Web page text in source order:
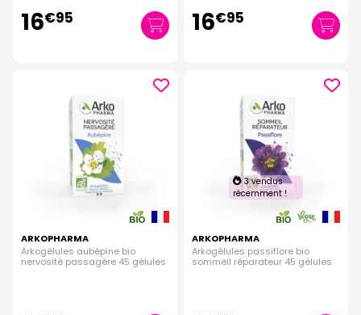
16€95 16€95
ARKOPHARMA
Arkogélules aubépine bio
nervosité passagère 45 gélules
3 vendus
récemment !
ARKOPHARMA
Arkogélules passiflore bio
sommeil réparateur 45 gélules